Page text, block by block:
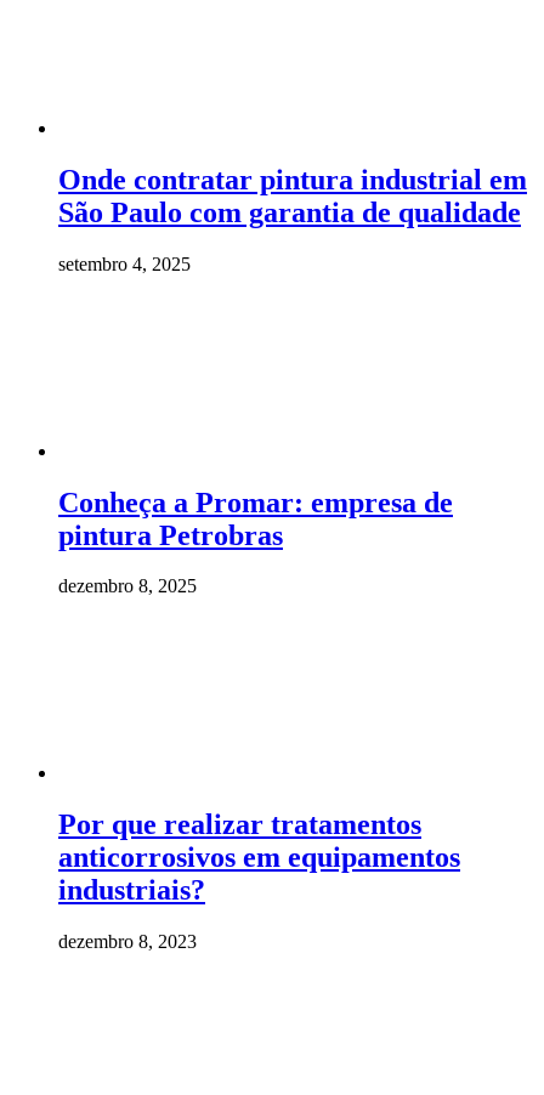
Onde contratar pintura industrial em
São Paulo com garantia de qualidade
setembro 4, 2025
Conheça a Promar: empresa de
pintura Petrobras
dezembro 8, 2025
Por que realizar tratamentos
anticorrosivos em equipamentos
industriais?
dezembro 8, 2023